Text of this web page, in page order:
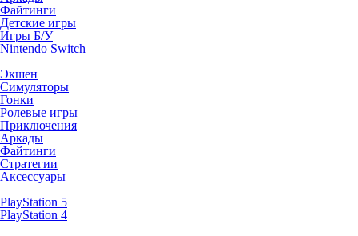
Файтинги
Детские игры
Игры Б/У
Nintendo Switch
Экшен
Симуляторы
Гонки
Ролевые игры
Приключения
Аркады
Файтинги
Стратегии
Аксессуары
PlayStation 5
PlayStation 4